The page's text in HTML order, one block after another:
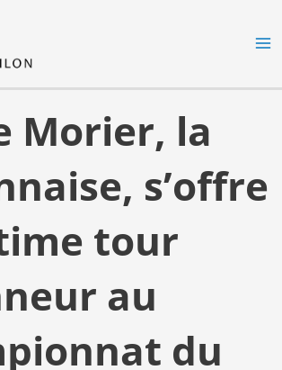
Morier, la
s’offre
tour
au
du